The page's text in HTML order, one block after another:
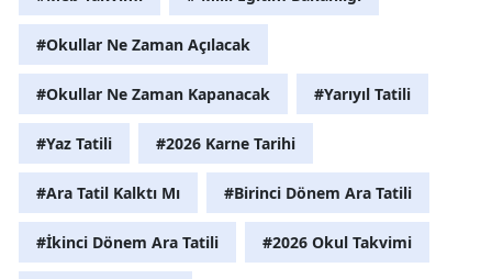
#Okullar Ne Zaman Açılacak
#Okullar Ne Zaman Kapanacak #Yarıyıl Tatili
#Yaz Tatili #2026 Karne Tarihi
#Ara Tatil Kalktı Mı #Birinci Dönem Ara Tatili
#İkinci Dönem Ara Tatili #2026 Okul Takvimi